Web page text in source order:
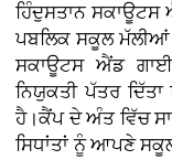
ਹਿੰਦੁਸਤਾਨ
ਪਬਲਿਕ ਸਕੂਲ ਮੱਲੀਆਂ
ਸਕਾਊਟਸ ਐਂਡ
ਨਿਯੁਕਤੀ ਪੱਤਰ
ਹੈ।ਕੈਂਪ ਦੇ ਅੰਤ ਵਿੱਚ
ਸਿਧਾਂਤਾਂ ਨੂੰ ਆਪਣੇ